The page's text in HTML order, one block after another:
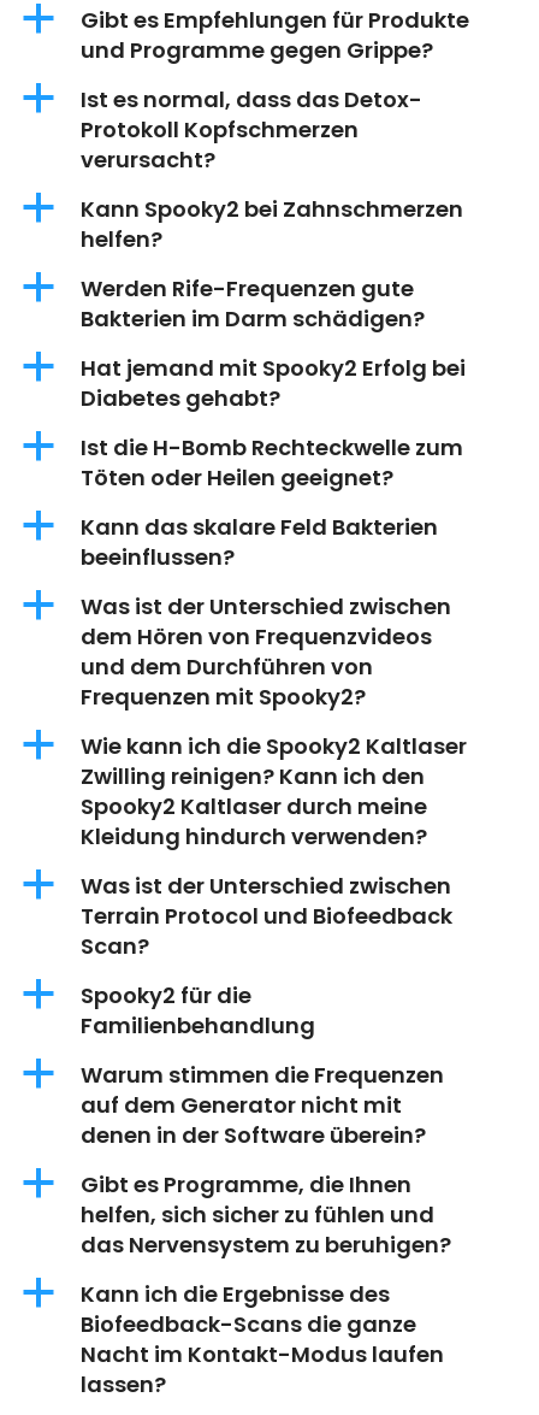
a
Gibt es Empfehlungen für Produkte
und Programme gegen Grippe?
a
Ist es normal, dass das Detox-
Protokoll Kopfschmerzen
verursacht?
a
Kann Spooky2 bei Zahnschmerzen
helfen?
a
Werden Rife-Frequenzen gute
Bakterien im Darm schädigen?
a
Hat jemand mit Spooky2 Erfolg bei
Diabetes gehabt?
a
Ist die H-Bomb Rechteckwelle zum
Töten oder Heilen geeignet?
a
Kann das skalare Feld Bakterien
beeinflussen?
a
Was ist der Unterschied zwischen
dem Hören von Frequenzvideos
und dem Durchführen von
Frequenzen mit Spooky2?
a
Wie kann ich die Spooky2 Kaltlaser
Zwilling reinigen? Kann ich den
Spooky2 Kaltlaser durch meine
Kleidung hindurch verwenden?
a
Was ist der Unterschied zwischen
Terrain Protocol und Biofeedback
Scan?
a
Spooky2 für die
Familienbehandlung
a
Warum stimmen die Frequenzen
auf dem Generator nicht mit
denen in der Software überein?
a
Gibt es Programme, die Ihnen
helfen, sich sicher zu fühlen und
das Nervensystem zu beruhigen?
a
Kann ich die Ergebnisse des
Biofeedback-Scans die ganze
Nacht im Kontakt-Modus laufen
lassen?